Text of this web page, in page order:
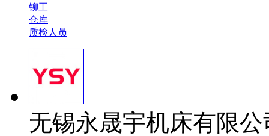
铆工
仓库
质检人员
无锡永晟宇机床有限公